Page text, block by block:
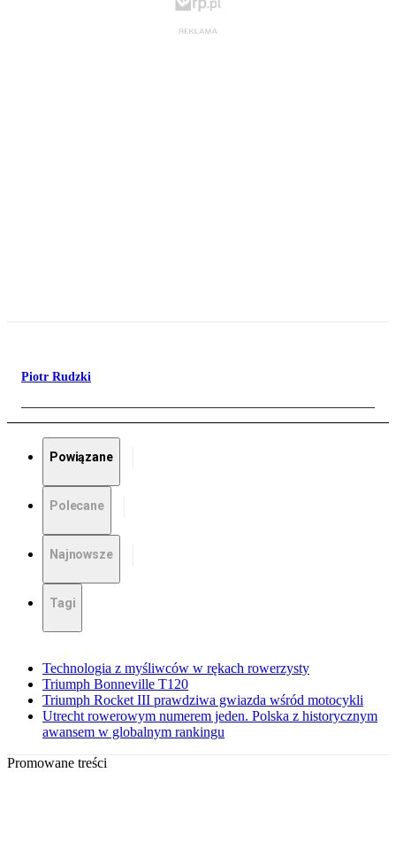
Piotr Rudzki
Powiązane
Polecane
Najnowsze
Tagi
Technologia z myśliwców w rękach rowerzysty
Triumph Bonneville T120
Triumph Rocket III prawdziwa gwiazda wśród motocykli
Utrecht rowerowym numerem jeden. Polska z historycznym
awansem w globalnym rankingu
Promowane treści